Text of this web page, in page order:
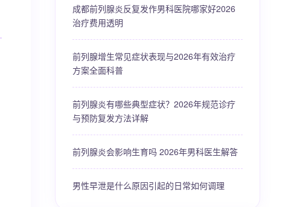
成都前列腺炎反复发作男科医院哪家好2026
治疗费用透明
前列腺增生常见症状表现与2026年有效治疗
方案全面科普
前列腺炎有哪些典型症状？2026年规范诊疗
与预防复发方法详解
前列腺炎会影响生育吗 2026年男科医生解答
男性早泄是什么原因引起的日常如何调理